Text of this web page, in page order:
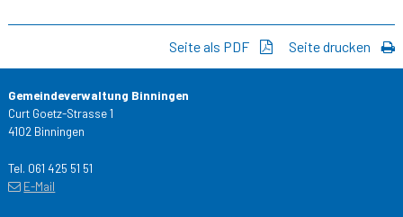
Seite drucken
Seite als PDF
Gemeindeverwaltung Binningen
Curt Goetz-Strasse 1
4102 Binningen
Tel. 061 425 51 51
E-Mail